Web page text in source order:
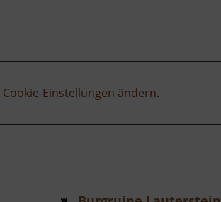
Cookie-Einstellungen ändern.